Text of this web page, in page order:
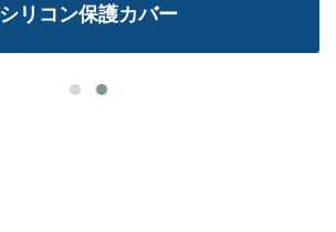
シリコン保護カバー